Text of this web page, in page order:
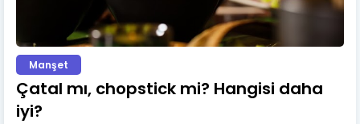
Manşet
Çatal mı, chopstick mi? Hangisi daha
iyi?